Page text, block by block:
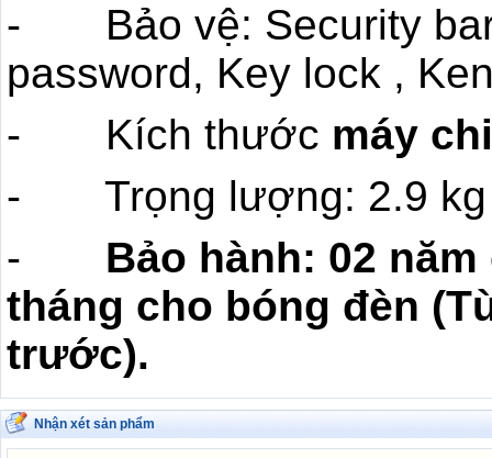
- Bảo vệ: Security bar,
password, Key lock ,
- Kích thước máy
- Trọng lượng: 2.9 kg
- Bảo hành: 02
tháng cho bóng đèn
trước).
Nhận xét sản phẩm